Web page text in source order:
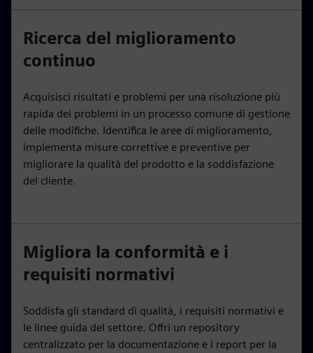
Ricerca del miglioramento
continuo
Acquisisci risultati e problemi per una risoluzione più
rapida dei problemi in un processo comune di gestione
delle modifiche. Identifica le aree di miglioramento,
implementa misure correttive e preventive per
migliorare la qualità del prodotto e la soddisfazione
del cliente.
Migliora la conformità e i
requisiti normativi
Soddisfa gli standard di qualità, i requisiti normativi e
le linee guida del settore. Offri un repository
centralizzato per la documentazione e i report per la